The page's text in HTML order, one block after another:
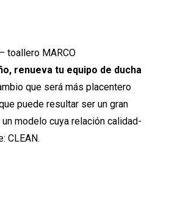
toallero MARCO
renueva tu equipo de ducha
que será más placentero
puede resultar ser un gran
modelo cuya relación calidad-
CLEAN.